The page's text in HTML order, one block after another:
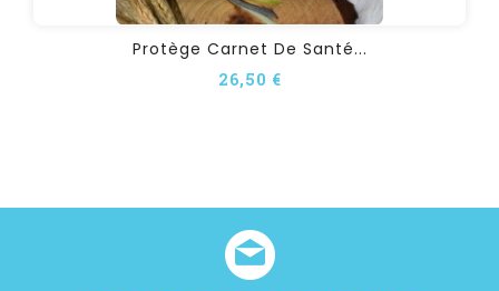
Protège Carnet De Santé...
26,50 €